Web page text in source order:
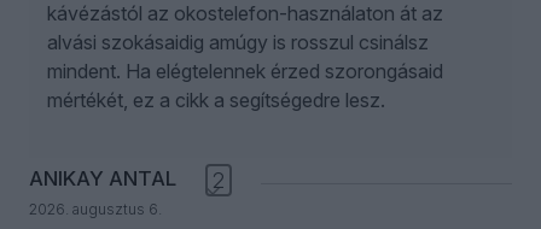
kávézástól az okostelefon-használaton át az
alvási szokásaidig amúgy is rosszul csinálsz
mindent. Ha elégtelennek érzed szorongásaid
mértékét, ez a cikk a segítségedre lesz.
ANIKAY ANTAL
2026. augusztus 6.
2